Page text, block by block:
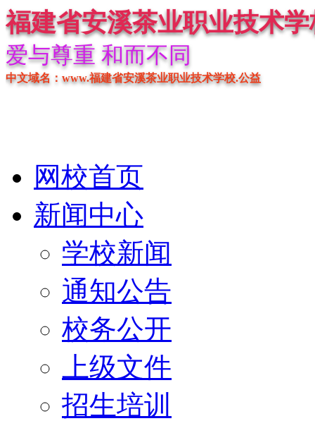
福建省安溪茶业职业技术学
爱与尊重 和而不同
中文域名：www.福建省安溪茶业职业技术学校.公益
网校首页
新闻中心
学校新闻
通知公告
校务公开
上级文件
招生培训